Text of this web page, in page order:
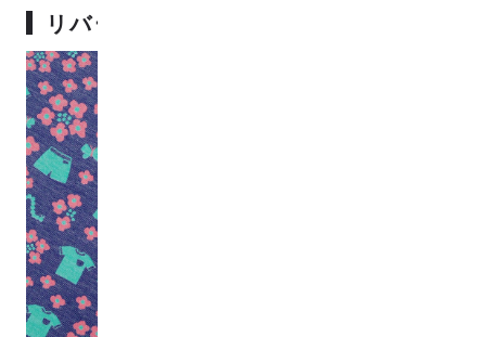
リバーシブルで使うのもあり